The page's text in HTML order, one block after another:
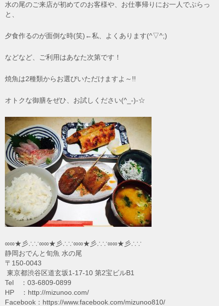
水の尾のご来店が初めてのお客様や、お仕事帰りにお一人でぷらっ
と、
夕食作るのが面倒な時(笑)←私、よくあります(^▽^;)
などなど、ご利用はあなた次第です！
焼魚は2種類からお選びいただけますよ～!!
オトクな御膳をぜひ、お試しください(^_-)-☆
∞∞★彡∴∵∞∞★彡∴∵∞∞★彡∴∵∞∞★彡∴∵
静岡おでんと旬魚 水の尾
〒150-0043
東京都渋谷区道玄坂1-17-10 第2宝ビルB1
Tel ：03-6809-0899
HP ：http://mizunoo.com/
Facebook：https://www.facebook.com/mizunoo810/